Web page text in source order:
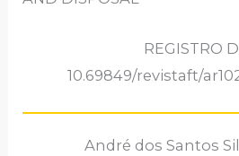
REGISTRO
10.69849/revistaft/
André dos Santos